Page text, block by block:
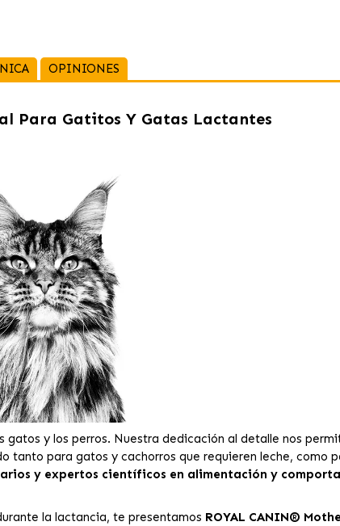
OPINIONES
Para Gatitos Y Gatas Lactantes
y los perros. Nuestra dedicación al detalle nos
tanto para gatos y cachorros que requieren leche, como
y expertos científicos en alimentación y
la lactancia, te presentamos ROYAL CANIN®